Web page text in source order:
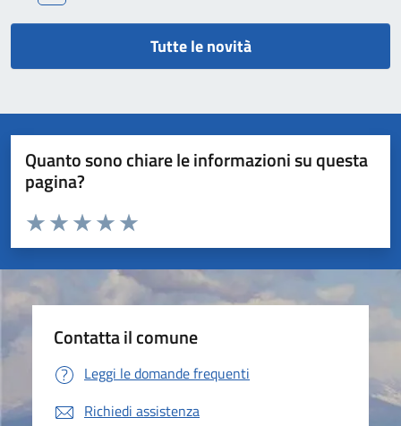
Tutte le novità
Quanto sono chiare le informazioni su questa
pagina?
Valuta da 1 a 5 stelle la pagina
Valuta 5 stelle su 5
Valuta 4 stelle su 5
Valuta 3 stelle su 5
Valuta 2 stelle su 5
Valuta 1 stelle su 5
Contatta il comune
Leggi le domande frequenti
Richiedi assistenza